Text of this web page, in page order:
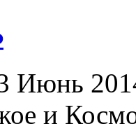
Июнь
и